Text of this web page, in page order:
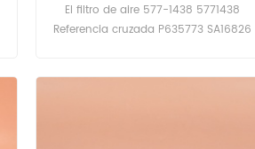
El filtro de aire 577-1438 5771438
Referencia cruzada P635773 SA16826